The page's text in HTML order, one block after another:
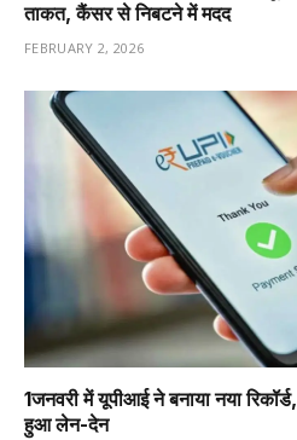
ताकत, कैंसर से निबटने में मदद
FEBRUARY 2, 2026
1️जनवरी में यूपीआई ने बनाया नया
हुआ लेन-देन